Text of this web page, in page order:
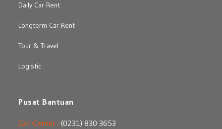
Daily Car Rent
Longterm Car Rent
Tour & Travel
Logistic
Pusat Bantuan
Call Center : (0231) 830 3653